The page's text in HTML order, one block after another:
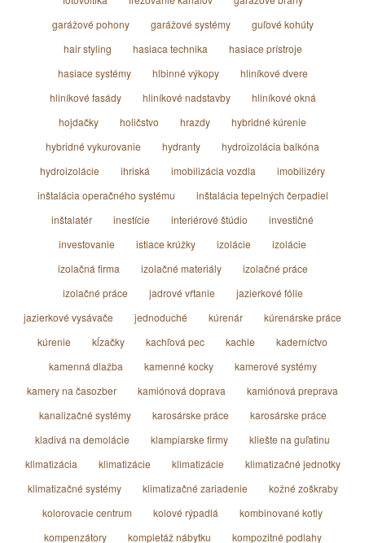
garážové pohony
garážové systémy
guľové kohúty
hair styling
hasiaca technika
hasiace prístroje
hasiace systémy
hlbinné výkopy
hliníkové dvere
hliníkové fasády
hliníkové nadstavby
hliníkové okná
hojdačky
holičstvo hrazdy
hybridné kúrenie
hybridné vykurovanie
hydranty
hydroizolácia balkóna
hydroizolácie
ihriská imobilizácia vozdla
imobilizéry
inštalácia operačného systému
inštalácia tepelných čerpadiel
inštalatér
inestície interiérové štúdio
investičné
investovanie
istiace krúžky izolácie
izolácie
izolačná firma
izolačné materiály
izolačné práce
izolačné práce
jadrové vŕtanie
jazierkové fólie
jazierkové vysávače
jednoduché kúrenár
kúrenárske práce
kúrenie
kĺzačky kachľová pec kachle
kaderníctvo
kamenná dlažba
kamenné kocky
kamerové systémy
kamery na časozber
kamiónová doprava
kamiónová preprava
kanalizačné systémy
karosárske práce
karosárske práce
kladivá na demolácie
klampiarske firmy
kliešte na guľatinu
klimatizácia
klimatizácie klimatizácie
klimatizačné jednotky
klimatizačné systémy
klimatizačné zariadenie
kožné zoškraby
kolorovacie centrum
kolové rýpadlá
kombinované kotly
kompenzátory
kompletáž nábytku
kompozitné podlahy